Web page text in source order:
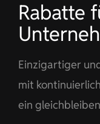
Rabatte
Einzigartiger
mit
ein